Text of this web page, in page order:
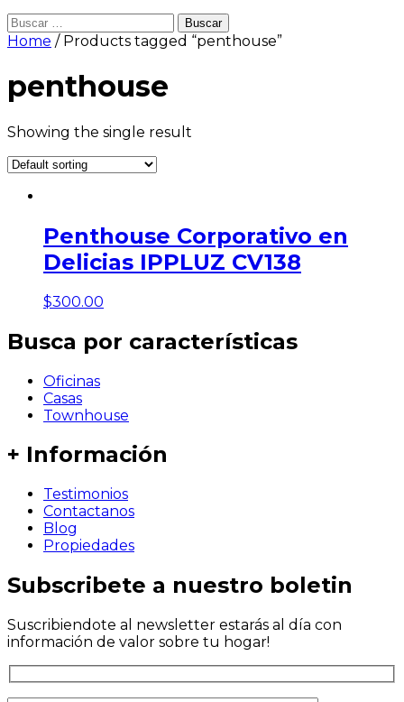
Buscar:
Home / Products tagged “penthouse”
penthouse
Showing the single result
Penthouse Corporativo en
Delicias IPPLUZ CV138
$300.00
Busca por características
Oficinas
Casas
Townhouse
+ Información
Testimonios
Contactanos
Blog
Propiedades
Subscribete a nuestro boletin
Suscribiendote al newsletter estarás al día con
información de valor sobre tu hogar!